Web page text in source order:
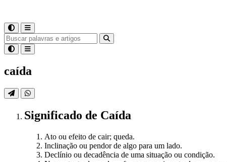
caída
Significado de Caída
Ato ou efeito de cair; queda.
Inclinação ou pendor de algo para um lado.
Declínio ou decadência de uma situação ou condição.